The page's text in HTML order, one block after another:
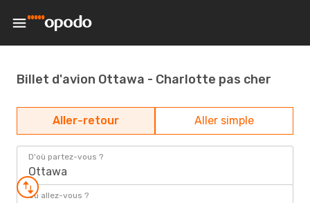
Billet d'avion Ottawa - Charlotte pas cher
Aller-retour Aller simple
D'où partez-vous ?
Ottawa
Où allez-vous ?